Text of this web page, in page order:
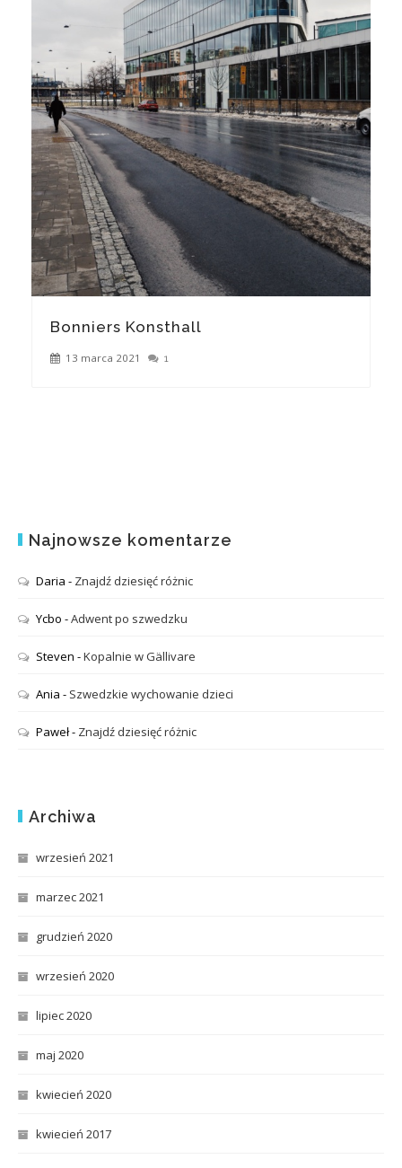
Bonniers Konsthall
13 marca 2021 1
Najnowsze komentarze
Daria - Znajdź dziesięć różnic
Ycbo -Adwent po szwedzku
Steven -Kopalnie w Gällivare
Ania - Szwedzkie wychowanie dzieci
Paweł- Znajdź dziesięć różnic
Archiwa
wrzesień 2021
marzec 2021
grudzień 2020
wrzesień 2020
lipiec 2020
maj 2020
kwiecień 2020
kwiecień 2017